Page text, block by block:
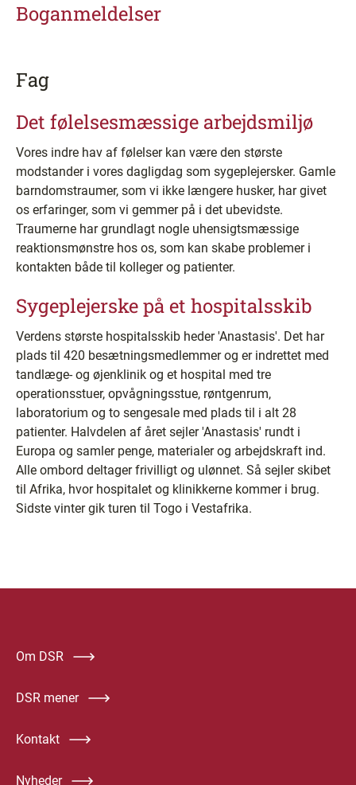
Boganmeldelser
Fag
Det følelsesmæssige arbejdsmiljø
Vores indre hav af følelser kan være den største
modstander i vores dagligdag som sygeplejersker. Gamle
barndomstraumer, som vi ikke længere husker, har givet
os erfaringer, som vi gemmer på i det ubevidste.
Traumerne har grundlagt nogle uhensigtsmæssige
reaktionsmønstre hos os, som kan skabe problemer i
kontakten både til kolleger og patienter.
Sygeplejerske på et hospitalsskib
Verdens største hospitalsskib heder 'Anastasis'. Det har
plads til 420 besætningsmedlemmer og er indrettet med
tandlæge- og øjenklinik og et hospital med tre
operationsstuer, opvågningsstue, røntgenrum,
laboratorium og to sengesale med plads til i alt 28
patienter. Halvdelen af året sejler 'Anastasis' rundt i
Europa og samler penge, materialer og arbejdskraft ind.
Alle ombord deltager frivilligt og ulønnet. Så sejler skibet
til Afrika, hvor hospitalet og klinikkerne kommer i brug.
Sidste vinter gik turen til Togo i Vestafrika.
Om DSR
DSR mener
Kontakt
Nyheder